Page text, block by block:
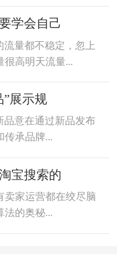
学会自己
量都不稳定，忽上
很高明天流量...
”展示规
意在通过新品发布
传承品牌...
宝搜索的
运营都在绞尽脑
法的奥秘...